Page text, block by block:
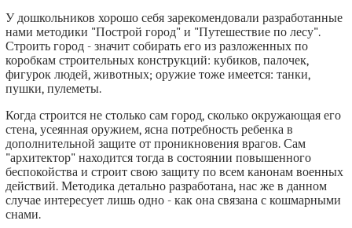
У дошкольников хорошо себя зарекомендовали разработанные
нами методики "Построй город" и "Путешествие по лесу".
Строить город - значит собирать его из разложенных по
коробкам строительных конструкций: кубиков, палочек,
фигурок людей, животных; оружие тоже имеется: танки,
пушки, пулеметы.
Когда строится не столько сам город, сколько окружающая его
стена, усеянная оружием, ясна потребность ребенка в
дополнительной защите от проникновения врагов. Сам
"архитектор" находится тогда в состоянии повышенного
беспокойства и строит свою защиту по всем канонам военных
действий. Методика детально разработана, нас же в данном
случае интересует лишь одно - как она связана с кошмарными
снами.